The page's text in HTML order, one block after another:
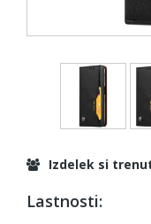
Izdelek si
Lastnosti: